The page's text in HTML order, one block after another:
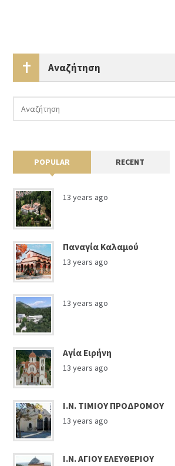
Αναζήτηση
POPULAR RECENT
13 years ago
Παναγία Καλαμού
13 years ago
13 years ago
Αγία Ειρήνη
13 years ago
Ι.Ν. ΤΙΜΙΟΥ ΠΡΟΔΡΟΜΟΥ
13 years ago
Ι.Ν. ΑΓΙΟΥ ΕΛΕΥΘΕΡΙΟΥ